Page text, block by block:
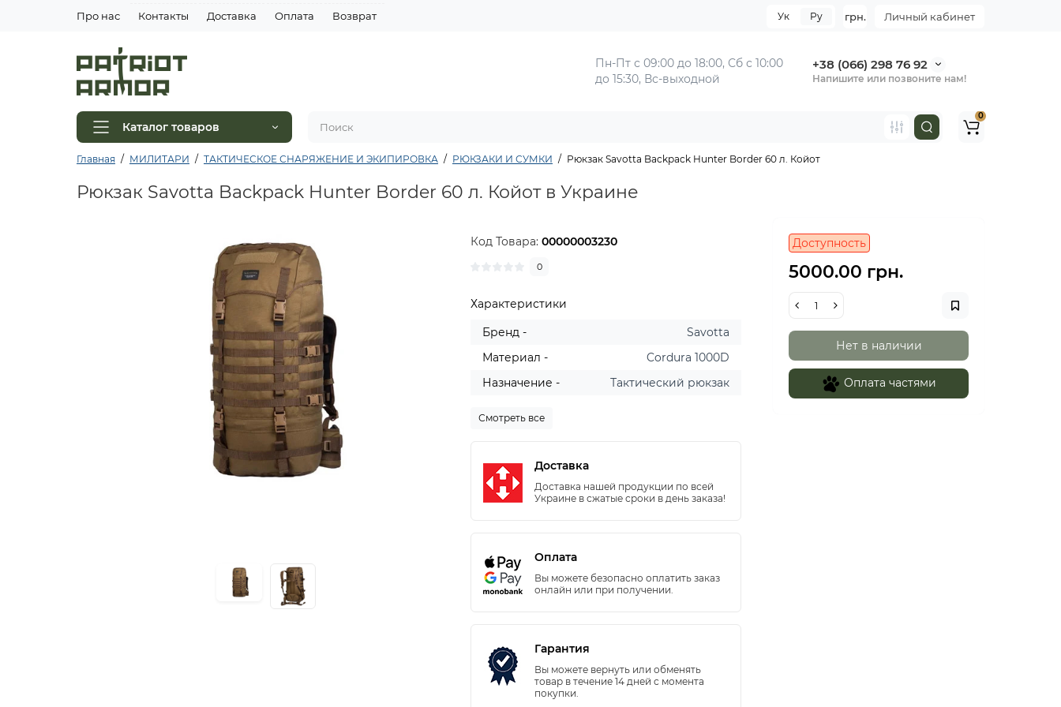
Про нас Контакты Доставка Оплата Возврат Личный кабинет
грн.
Ук Ру
Пн-Пт с 09:00 до 18:00, Сб с 10:00
до 15:30, Вс-выходной
+38 (066) 298 76 92
Напишите или позвоните нам!
Каталог товаров
0
Главная МИЛИТАРИ ТАКТИЧЕСКОЕ СНАРЯЖЕНИЕ И ЭКИПИРОВКА РЮКЗАКИ И СУМКИ Рюкзак Savotta Backpack Hunter Border 60 л. Койот
Рюкзак Savotta Backpack Hunter Border 60 л. Койот в Украине
Код Товара:00000003230
0
Характеристики
Бренд -
Savotta
Материал -
Cordura 1000D
Назначение -
Тактический рюкзак
Смотреть все
Доставка
Доставка нашей продукции по всей
Украине в сжатые сроки в день заказа!
Оплата
Вы можете безопасно оплатить заказ
онлайн или при получении.
Гарантия
Вы можете вернуть или обменять
товар в течение 14 дней с момента
покупки.
Доступность
5000.00 грн.
Нет в наличии
Оплата частями